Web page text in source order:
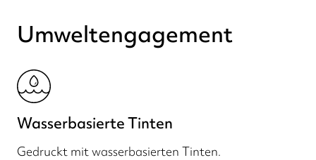
Umweltengagement
Wasserbasierte Tinten
Gedruckt mit wasserbasierten Tinten.